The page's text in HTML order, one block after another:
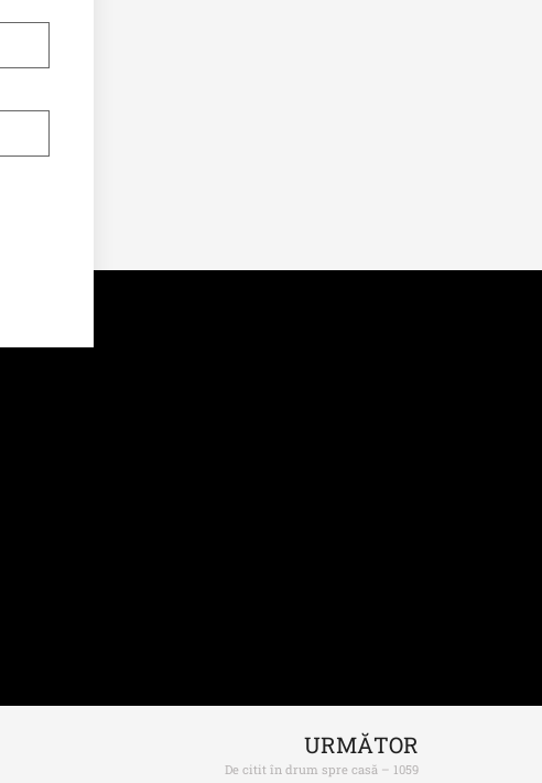
URMĂTOR
De citit în drum spre casă – 1059